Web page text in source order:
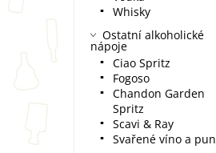
Whisky
Ostatní alkoholické
nápoje
Ciao Spritz
Fogoso
Chandon Garden
Spritz
Scavi & Ray
Svařené víno a